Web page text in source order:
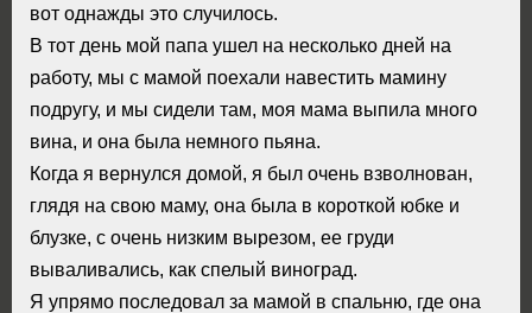
вот однажды это случилось.
В тот день мой папа ушел на несколько дней на
работу, мы с мамой поехали навестить мамину
подругу, и мы сидели там, моя мама выпила много
вина, и она была немного пьяна.
Когда я вернулся домой, я был очень взволнован,
глядя на свою маму, она была в короткой юбке и
блузке, с очень низким вырезом, ее груди
вываливались, как спелый виноград.
Я упрямо последовал за мамой в спальню, где она